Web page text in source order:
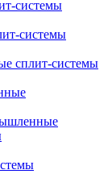
системы
системы
сплит-системы